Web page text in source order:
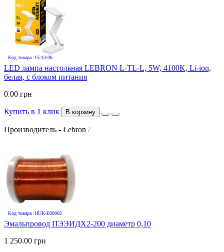
Код товара :15-13-06
LED лампа настольная LEBRON L-TL-L, 5W, 4100K, Li-ion,
белая, с блоком питания
0.00 грн
Купить в 1 клик В корзину
Производитель - Lebron /
Код товара :HUK-E00002
Эмальпровод ПЭЭИДХ2-200 диаметр 0,10
1 250.00 грн